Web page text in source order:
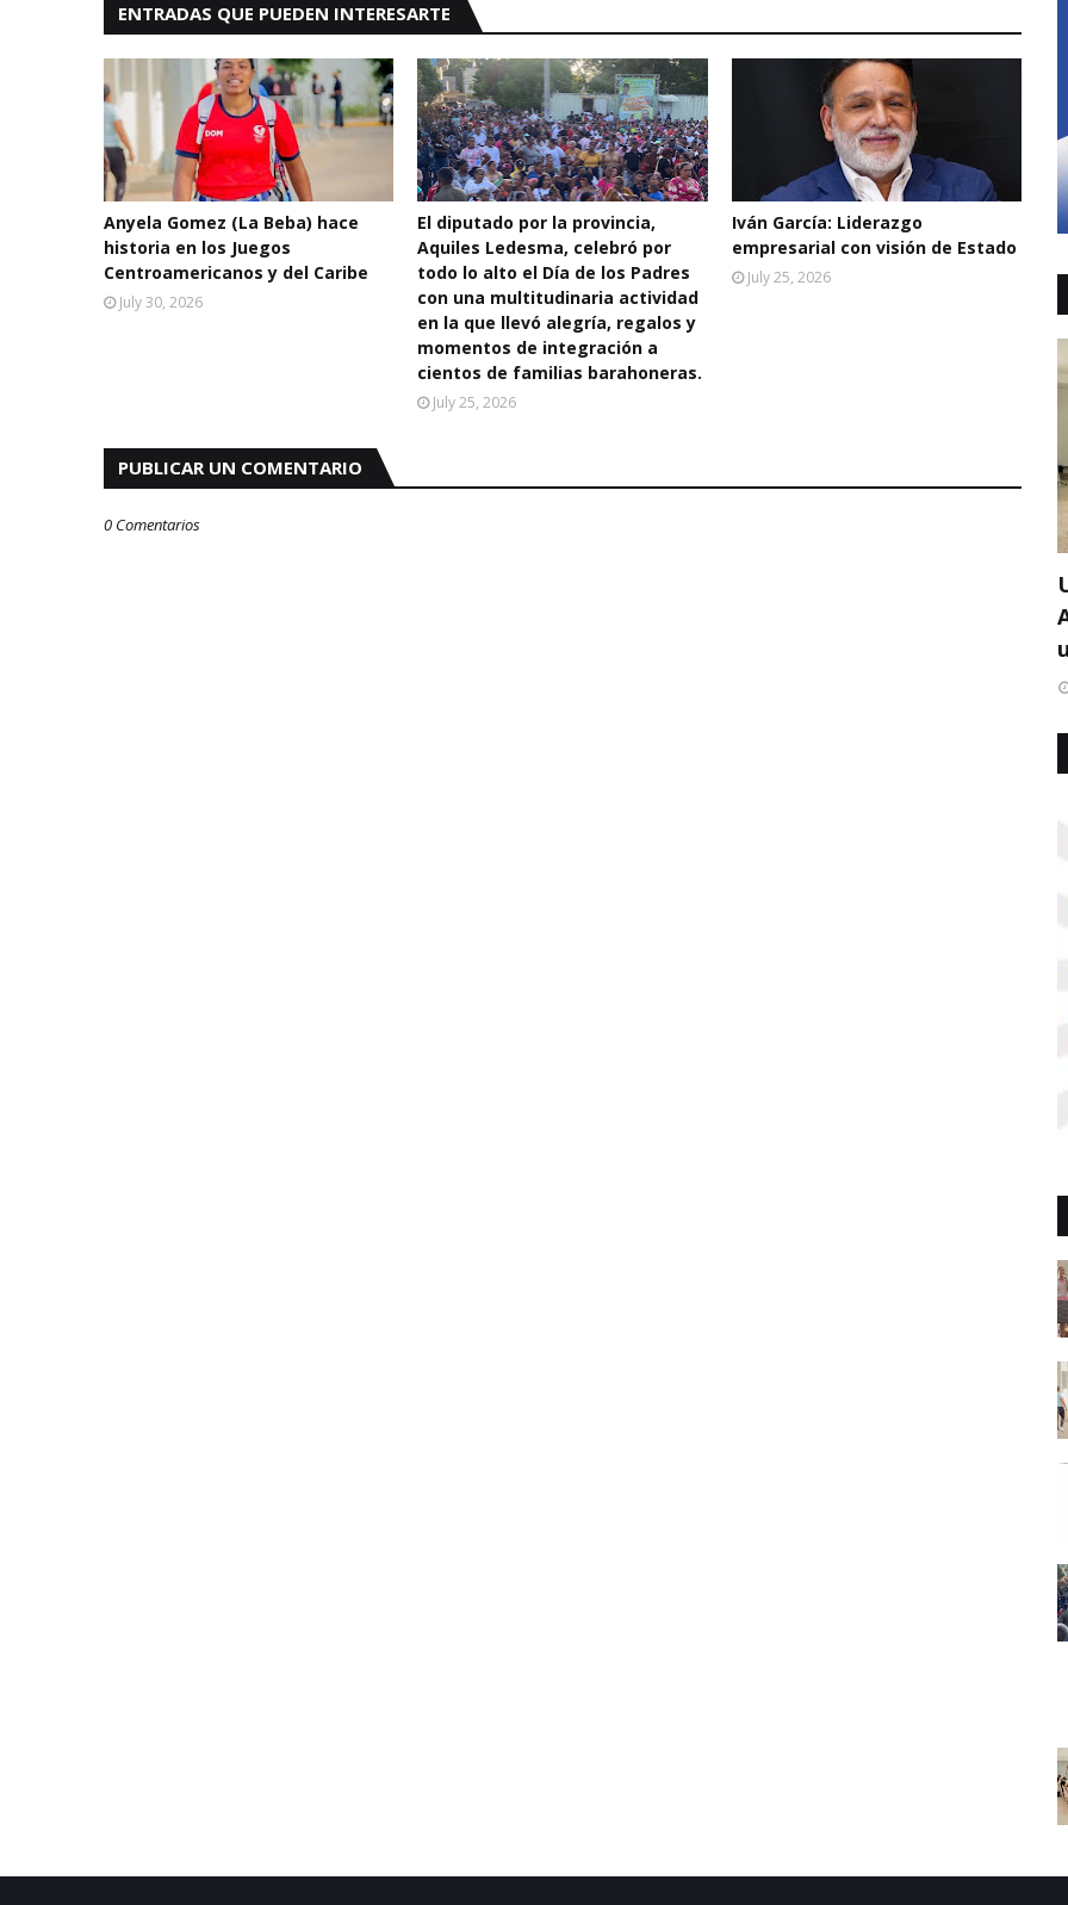
ENTRADAS QUE PUEDEN INTERESARTE
Anyela Gomez (La Beba) hace
historia en los Juegos
Centroamericanos y del Caribe
July 30, 2026
El diputado por la provincia,
Aquiles Ledesma, celebró por
todo lo alto el Día de los Padres
con una multitudinaria actividad
en la que llevó alegría, regalos y
momentos de integración a
cientos de familias barahoneras.
July 25, 2026
Iván García: Liderazgo
empresarial con visión de Estado
July 25, 2026
PUBLICAR UN COMENTARIO
0 Comentarios